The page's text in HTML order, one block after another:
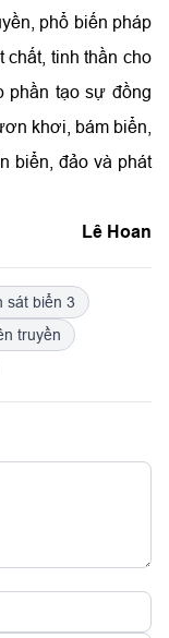
phổ biến pháp
chất, tinh thần cho
phần tạo sự đồng
khơi, bám biển,
biển, đảo và phát
Lê Hoan
sát biển 3
truyền